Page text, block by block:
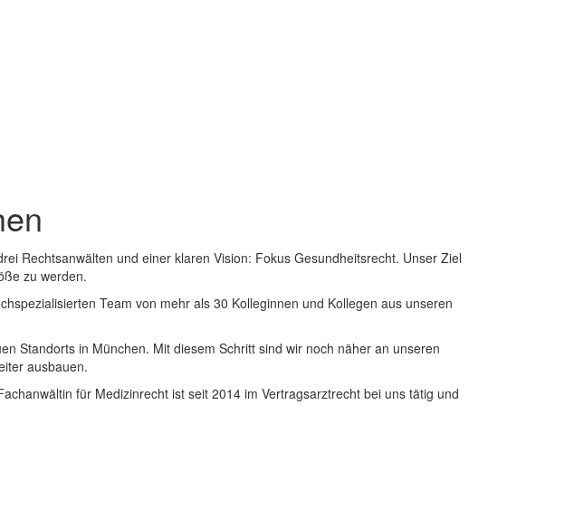
Rechtsanwälten und einer klaren Vision: Fokus Gesundheitsrecht. Unser Ziel
zu werden.
Team von mehr als 30 Kolleginnen und Kollegen aus unseren
Standorts in München. Mit diesem Schritt sind wir noch näher an unseren
ausbauen.
für Medizinrecht ist seit 2014 im Vertragsarztrecht bei uns tätig und